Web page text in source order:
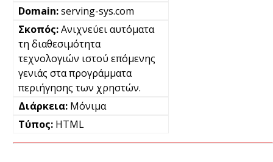
serving-sys.com
Ανιχνεύει αυτόματα
τη διαθεσιμότητα
τεχνολογιών ιστού επόμενης
γενιάς στα προγράμματα
περιήγησης των χρηστών.
Μόνιμα
HTML